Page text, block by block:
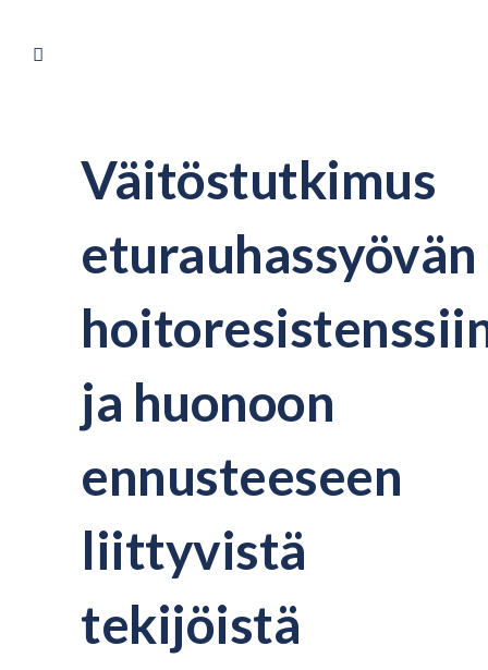
Väitöstutkimus
eturauhassyövän
ja huonoon
ennusteeseen
liittyvistä
tekijöistä